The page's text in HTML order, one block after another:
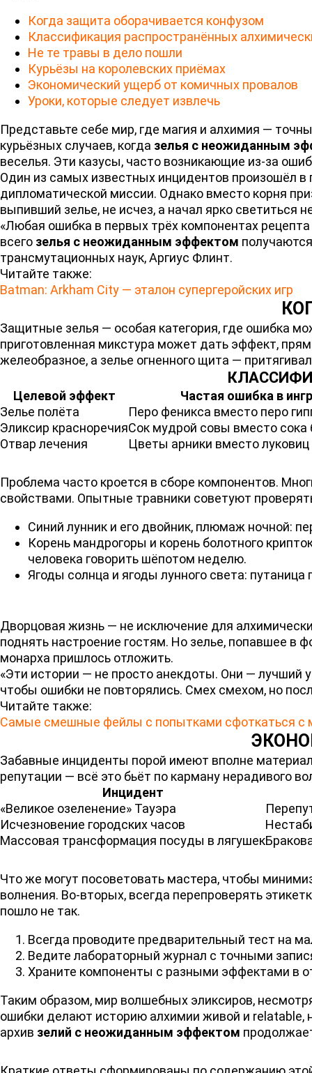
Когда защита оборачивается конфузом
Классификация распространённых
Не те травы в дело пошли
Курьёзы на королевских приёмах
Экономический ущерб от комичных провалов
Уроки, которые следует извлечь
Представьте себе мир, где магия и алхимия —
курьёзных случаев, когда зелья с неожиданным
веселья. Эти казусы, часто возникающие из-за
Один из самых известных инцидентов произошёл
дипломатической миссии. Однако вместо корня
выпивший зелье, не исчез, а начал ярко
«Любая ошибка в первых трёх компонентах
всего зелья с неожиданным эффектом
трансмутационных наук, Аргиус Флинт.
Читайте также:
Batman: Arkham City — эталон супергеройских игр
Защитные зелья — особая категория, где ошибка
приготовленная микстура может дать эффект,
желеобразное, а зелье огненного щита —
Целевой эффект
Частая ошибка в
Зелье полёта
Перо феникса вместо перо
Эликсир красноречияСок мудрой совы вместо сока
Отвар лечения
Цветы арники вместо
Проблема часто кроется в сборе компонентов.
свойствами. Опытные травники советуют
Синий лунник и его двойник, плюмаж ночной:
Корень мандрогоры и корень болотного
человека говорить шёпотом неделю.
Ягоды солнца и ягоды лунного света:
Дворцовая жизнь — не исключение для
поднять настроение гостям. Но зелье, попавшее в
монарха пришлось отложить.
«Эти истории — не просто анекдоты. Они —
чтобы ошибки не повторялись. Смех смехом, но
Читайте также:
Самые смешные фейлы с попытками сфоткаться с
Забавные инциденты порой имеют вполне
репутации — всё это бьёт по карману нерадивого
Инцидент
«Великое озеленение» Тауэра
Исчезновение городских часов
Массовая трансформация посуды в лягушек
Что же могут посоветовать мастера, чтобы
волнения. Во-вторых, всегда перепроверять
пошло не так.
Всегда проводите предварительный тест на
Ведите лабораторный журнал с точными
Храните компоненты с разными эффектами в
Таким образом, мир волшебных эликсиров,
ошибки делают историю алхимии живой и relatable,
архив зелий с неожиданным эффектом